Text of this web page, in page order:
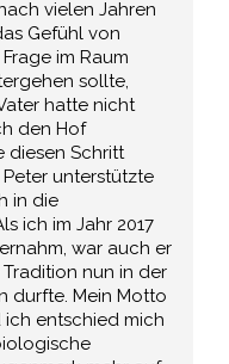
vielen Jahren
Gefühl von
im Raum
sollte,
hatte nicht
den Hof
diesen Schritt
unterstützte
in die
ich im Jahr 2017
war auch er
nun in der
durfte. Mein Motto
ich entschied mich